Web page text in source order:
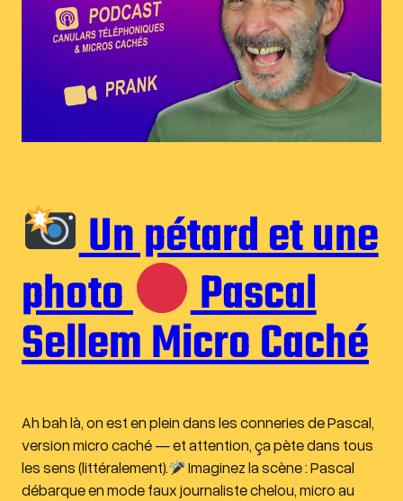
Un pétard et une
photo Pascal
Sellem Micro Caché
Ah bah là, on est en plein dans les conneries de Pascal,
version micro caché — et attention, ça pète dans tous
les sens (littéralement).
Imaginez la scène : Pascal
débarque en mode faux journaliste chelou, micro au